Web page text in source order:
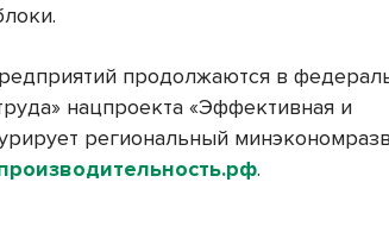
продолжаются в
нацпроекта «Эффективная и
региональный
.